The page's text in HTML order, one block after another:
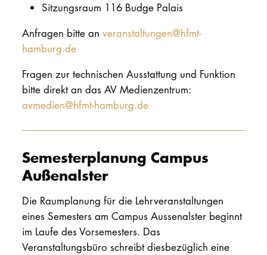
Sitzungsraum 116 Budge Palais
Anfragen bitte an veranstaltungen@hfmt-
hamburg.de
Fragen zur technischen Ausstattung und Funktion
bitte direkt an das AV Medienzentrum:
avmedien@hfmt-hamburg.de
Semesterplanung Campus
Außenalster
Die Raumplanung für die Lehrveranstaltungen
eines Semesters am Campus Aussenalster beginnt
im Laufe des Vorsemesters. Das
Veranstaltungsbüro schreibt diesbezüglich eine